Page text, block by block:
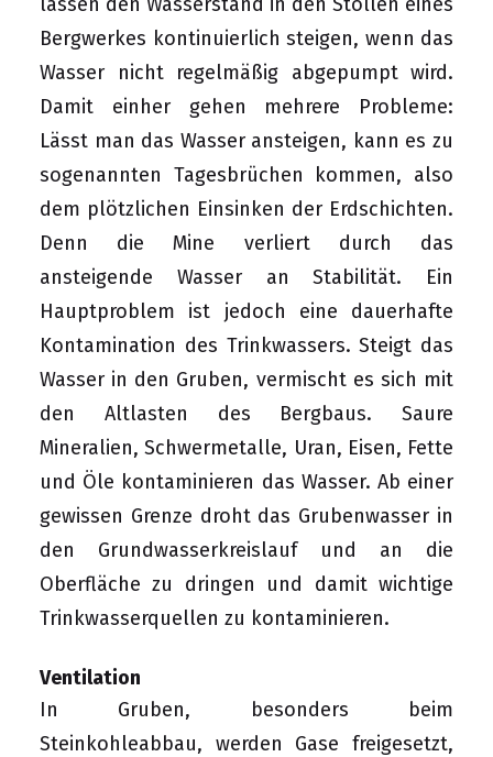
Bergwerkes kontinuierlich steigen, wenn das
Wasser nicht regelmäßig abgepumpt wird.
Damit einher gehen mehrere Probleme:
Lässt man das Wasser ansteigen, kann es zu
sogenannten Tagesbrüchen kommen, also
dem plötzlichen Einsinken der Erdschichten.
Denn die Mine verliert durch das
ansteigende Wasser an Stabilität. Ein
Hauptproblem ist jedoch eine dauerhafte
Kontamination des Trinkwassers. Steigt das
Wasser in den Gruben, vermischt es sich mit
den Altlasten des Bergbaus. Saure
Mineralien, Schwermetalle, Uran, Eisen, Fette
und Öle kontaminieren das Wasser. Ab einer
gewissen Grenze droht das Grubenwasser in
den Grundwasserkreislauf und an die
Oberfläche zu dringen und damit wichtige
Trinkwasserquellen zu kontaminieren.
Ventilation
In Gruben, besonders beim
Steinkohleabbau, werden Gase freigesetzt,